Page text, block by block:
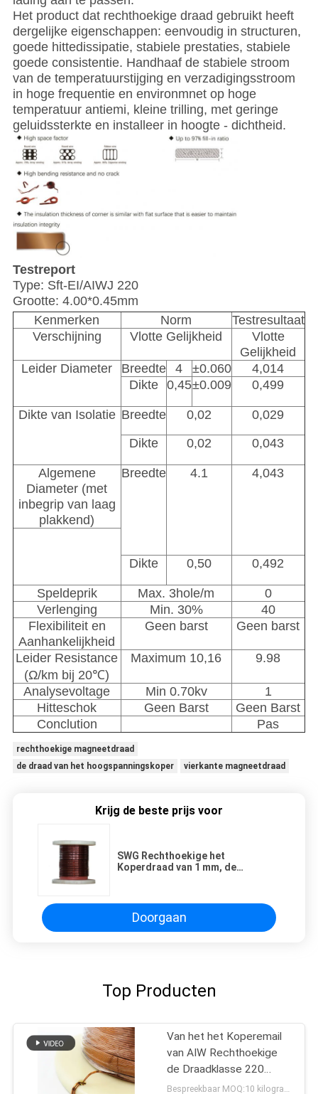
Het product dat rechthoekige draad gebruikt heeft
dergelijke eigenschappen: eenvoudig in structuren,
goede hittedissipatie, stabiele prestaties, stabiele
goede consistentie. Handhaaf de stabiele stroom
van de temperatuurstijging en verzadigingsstroom
in hoge frequentie en environmnet op hoge
temperatuur antiemi, kleine trilling, met geringe
geluidssterkte en installeer in hoogte - dichtheid.
Testreport
Type: Sft-EI/AIWJ 220
Grootte: 4.00*0.45mm
Kenmerken
Norm
Testresultaat
Verschijning
Vlotte Gelijkheid
Vlotte
Gelijkheid
Leider Diameter
Breedte 4 ±0.060
4,014
Dikte
0,45±0.009 0,499
Dikte van Isolatie Breedte 0,02
0,029
Dikte
0,02 0,043
Algemene
Diameter (met
inbegrip van laag
plakkend)
Breedte 4.1 4,043
Dikte 0,50 0,492
Speldeprik Max. 3hole/m
0
Verlenging
Min. 30%
40
Flexibiliteit en
Aanhankelijkheid
Geen barst Geen barst
Leider Resistance
(Ω/km bij 20℃)
Maximum 10,16 9.98
Analysevoltage Min 0.70kv
1
Hitteschok
Geen Barst
Geen Barst
Conclution
Pas
rechthoekige magneetdraad
de draad van het hoogspanningskoper
vierkante magneetdraad
Krijg de beste prijs voor
SWG Rechthoekige het
Koperdraad van 1 mm, de
Elektromotoren
Doorgaan
Top Producten
Van het het Koperemail
van AIW Rechthoekige
de Draadklasse 220
2.0*1.0mm